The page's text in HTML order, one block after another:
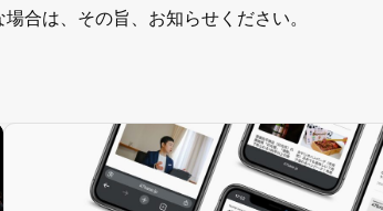
合は、その旨、お知らせください。